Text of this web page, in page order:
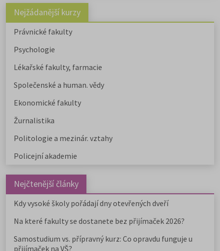
Nejžádanější kurzy
Právnické fakulty
Psychologie
Lékařské fakulty, farmacie
Společenské a human. vědy
Ekonomické fakulty
Žurnalistika
Politologie a mezinár. vztahy
Policejní akademie
Nejčtenější články
Kdy vysoké školy pořádají dny otevřených dveří
Na které fakulty se dostanete bez přijímaček 2026?
Samostudium vs. přípravný kurz: Co opravdu funguje u
přijímaček na VŠ?